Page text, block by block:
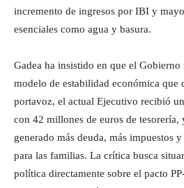
incremento de ingresos por IBI y
esenciales como agua y basura.
Gadea ha insistido en que el
modelo de estabilidad económica que
portavoz, el actual Ejecutivo recibió
con 42 millones de euros de tesorería,
generado más deuda, más impuestos
para las familias. La crítica busca
política directamente sobre el pacto